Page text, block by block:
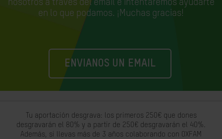
nosotros a través del email e intentaremos ayudarte
en lo que podamos. ¡Muchas gracias!
ENVIANOS UN EMAIL
Tu aportación desgrava: los primeros 250€ que dones
desgravarán el 80% y a partir de 250€ desgravarán el 40%.
Además, si llevas más de 3 años colaborando con OXFAM